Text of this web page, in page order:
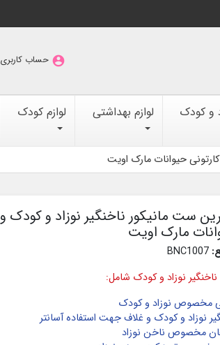
account_circle حساب کاربری
و کودک لوازم بهداشتی لوازم کودک
مارک اویت
نوزاد و کودک شامل:
مخصوص نوزاد و کودک
نوزاد و کودک و غلاف جهت استفاده آسانتر
مخصوص ناخن نوزاد